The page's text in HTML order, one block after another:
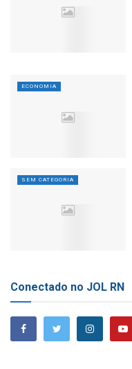
ECONOMIA
SEM CATEGORIA
Conectado no JOL RN